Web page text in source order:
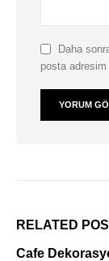
Daha
posta
RELATED
Cafe